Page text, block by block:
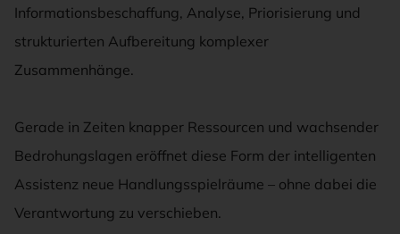
Informationsbeschaffung, Analyse, Priorisierung und
strukturierten Aufbereitung komplexer
Zusammenhänge.
Gerade in Zeiten knapper Ressourcen und wachsender
Bedrohungslagen eröffnet diese Form der intelligenten
Assistenz neue Handlungsspielräume – ohne dabei die
Verantwortung zu verschieben.